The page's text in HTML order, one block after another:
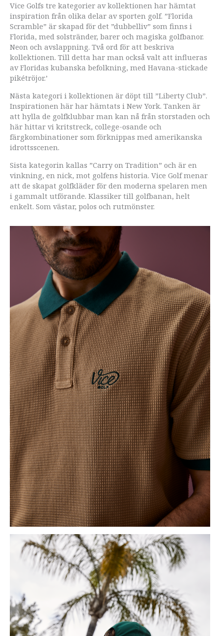
Vice Golfs tre kategorier av kollektionen har hämtat
inspiration från olika delar av sporten golf. ”Florida
Scramble” är skapad för det ”dubbelliv” som finns i
Florida, med solstränder, barer och magiska golfbanor.
Neon och avslappning. Två ord för att beskriva
kollektionen. Till detta har man också valt att influeras
av Floridas kubanska befolkning, med Havana-stickade
pikétröjor.’
Nästa kategori i kollektionen är döpt till ”Liberty Club”.
Inspirationen här har hämtats i New York. Tanken är
att hylla de golfklubbar man kan nå från storstaden och
här hittar vi kritstreck, college-osande och
färgkombinationer som förknippas med amerikanska
idrottsscenen.
Sista kategorin kallas ”Carry on Tradition” och är en
vinkning, en nick, mot golfens historia. Vice Golf menar
att de skapat golfkläder för den moderna spelaren men
i gammalt utförande. Klassiker till golfbanan, helt
enkelt. Som västar, polos och rutmönster.